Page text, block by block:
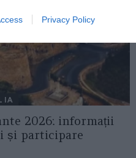
Privacy Policy
2026: informații
și participare